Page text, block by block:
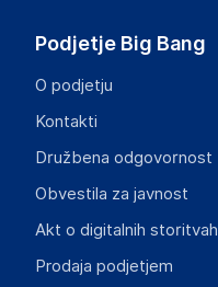
Podjetje Big Bang
O podjetju
Kontakti
Družbena odgovornost
Obvestila za javnost
Akt o digitalnih storitvah
Prodaja podjetjem